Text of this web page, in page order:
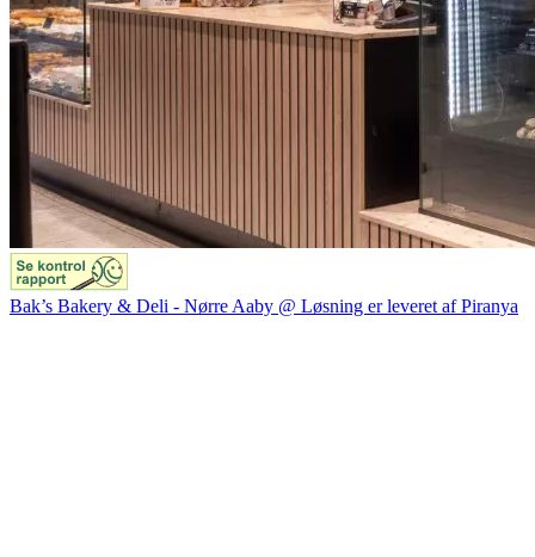
Bak’s Bakery & Deli - Nørre Aaby @ Løsning er leveret af Piranya